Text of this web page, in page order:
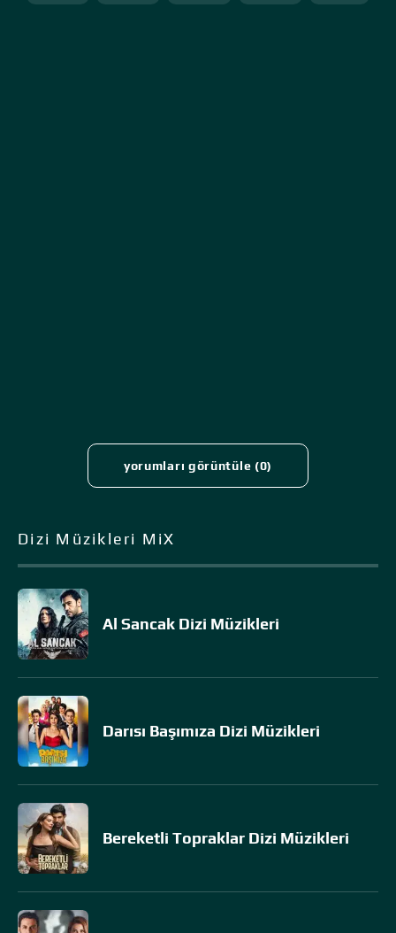
yorumları görüntüle (0)
Dizi Müzikleri MiX
Al Sancak Dizi Müzikleri
Darısı Başımıza Dizi Müzikleri
Bereketli Topraklar Dizi Müzikleri